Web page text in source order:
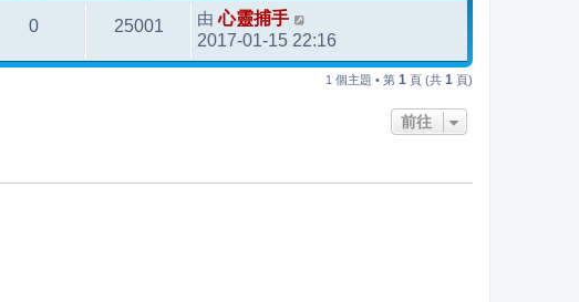
0 25001 由心靈捕手
2017-01-15 22:16
1 個主題 • 第 1 頁 (共 1 頁)
前往